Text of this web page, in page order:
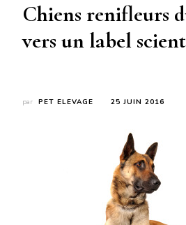
Chiens renifleurs
vers un label
par PET ELEVAGE 25 JUIN 2016